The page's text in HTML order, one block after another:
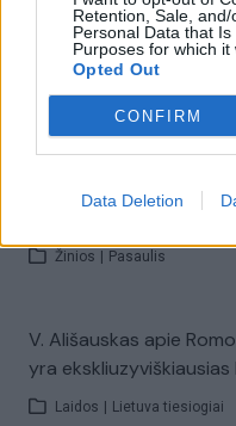
Retention, Sale,
Personal Data that
Purposes for which it
Opted Out
CONFIRM
Data Deletion
Katalikų bažnyčia
asmenų sąjungas
Pasaulis
Lenkijoje įsigaliojęs
pakurstė protestus –
Žinios Pasaulis
V. Ališauskas apie
yra ekskliuzyviškiausias
Laidos Lietuva tiesiogiai